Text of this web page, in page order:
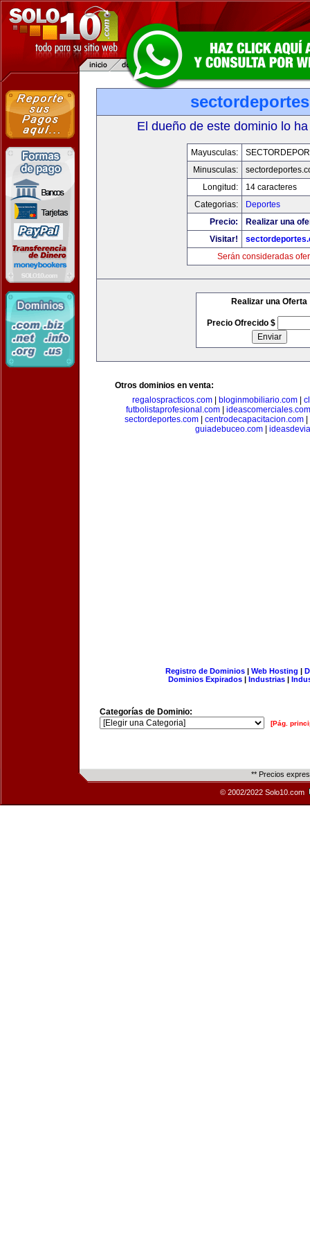
El dueño de este dominio lo
Mayusculas:
Minusculas:
Longitud:
14 caracteres
Categorias:
Deportes
Precio:
Realizar una
Visitar!
Serán consideradas
Realizar una Oferta
Precio Ofrecido $
Otros dominios en venta:
regalospracticos.com| bloginmobiliario.com|
futbolistaprofesional.com
ideascomerciales.com
sectordeportes.com| centrodecapacitacion.com|
guiadebuceo.com|
Registro de Dominios| Web Hosting |
Dominios Expirados | Industrias |
Categorías de Dominio:
[Pág.
** Precios
© 2002/2022 Solo10.com